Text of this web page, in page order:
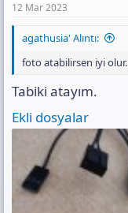
12 Mar 2023
agathusia' Alıntı:
foto atabilirsen iyi olur.
Tabiki atayım.
Ekli dosyalar